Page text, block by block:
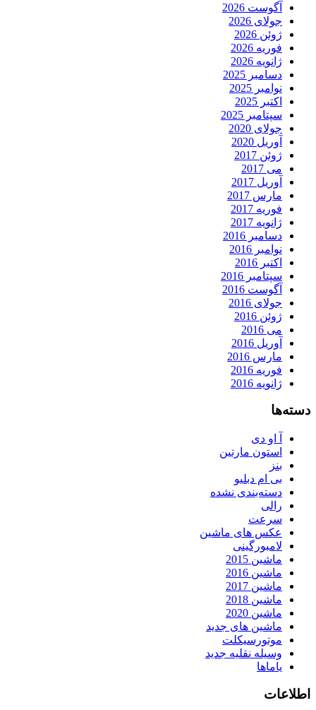
آگوست 2026
جولای 2026
ژوئن 2026
فوریه 2026
ژانویه 2026
دسامبر 2025
نوامبر 2025
اکتبر 2025
سپتامبر 2025
جولای 2020
آوریل 2020
ژوئن 2017
می 2017
آوریل 2017
مارس 2017
فوریه 2017
ژانویه 2017
دسامبر 2016
نوامبر 2016
اکتبر 2016
سپتامبر 2016
آگوست 2016
جولای 2016
ژوئن 2016
می 2016
آوریل 2016
مارس 2016
فوریه 2016
ژانویه 2016
دسته‌ها
آ او دی
استون مارتین
بنز
بی ام دبلیو
دسته‌بندی نشده
رالی
سرعت
عکس های ماشین
لامبورگینی
ماشین 2015
ماشین 2016
ماشین 2017
ماشین 2018
ماشین 2020
ماشین های جدید
موتورسیکلت
وسیله نقلیه جدید
یاماها
اطلاعات